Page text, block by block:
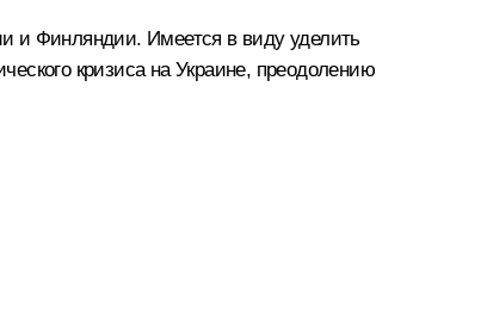
и Финляндии. Имеется в виду уделить
кризиса на Украине, преодолению